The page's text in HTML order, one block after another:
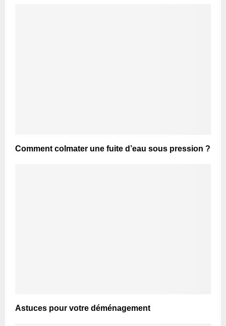
Comment colmater une fuite d’eau sous pression ?
Astuces pour votre déménagement